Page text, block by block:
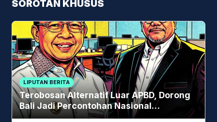
SOROTAN KHUSUS
LIPUTAN BERITA
Terobosan Alternatif Luar APBD, Dorong
Bali Jadi Percontohan Nasional
Pembiayaan Daerah